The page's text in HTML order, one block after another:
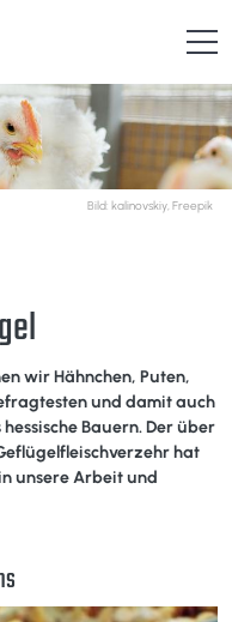
Bild: kalinovskiy, Freepik
wir Hähnchen, Puten,
und damit auch
Bauern. Der über
hat
unsere Arbeit und